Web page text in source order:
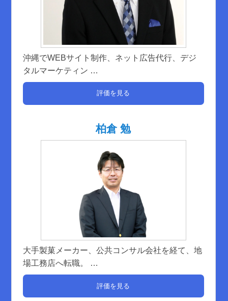
沖縄でWEBサイト制作、ネット広告代行、デジ
タルマーケティン …
評価を見る
柏倉 勉
大手製菓メーカー、公共コンサル会社を経て、地
場工務店へ転職。
…
評価を見る